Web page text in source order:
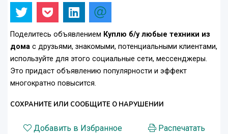
Поделитесь объявлением Куплю б/у любые техники из
дома с друзьями, знакомыми, потенциальными клиентами,
используйте для этого социальные сети, мессенджеры.
Это придаст объявлению популярности и эффект
многократно повысится.
СОХРАНИТЕ ИЛИ СООБЩИТЕ О НАРУШЕНИИ
Добавить в Избранное
Распечатать